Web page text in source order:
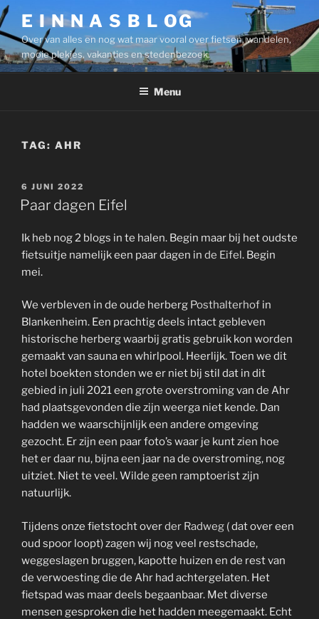
Ga
naar
de
inhoud
E I N N A S B L OG
Over van alles en nog wat maar vooral over fietsen, wandelen,
mooie plekjes, vakanties en stedenbezoek.
Menu
TAG: AHR
GEPLAATST
OP
6 JUNI 2022
Paar dagen Eifel
Ik heb nog 2 blogs in te halen. Begin maar bij het oudste
fietsuitje namelijk een paar dagen in de Eifel. Begin
mei.
We verbleven in de oude herberg Posthalterhof in
Blankenheim. Een prachtig deels intact gebleven
historische herberg waarbij gratis gebruik kon worden
gemaakt van sauna en whirlpool. Heerlijk. Toen we dit
hotel boekten stonden we er niet bij stil dat in dit
gebied in juli 2021 een grote overstroming van de Ahr
had plaatsgevonden die zijn weerga niet kende. Dan
hadden we waarschijnlijk een andere omgeving
gezocht. Er zijn een paar foto’s waar je kunt zien hoe
het er daar nu, bijna een jaar na de overstroming, nog
uitziet. Niet te veel. Wilde geen ramptoerist zijn
natuurlijk.
Tijdens onze fietstocht overder Radweg ( dat over een
oud spoor loopt) zagen wij nog veel restschade,
weggeslagen bruggen, kapotte huizen en de rest van
de verwoesting die de Ahr had achtergelaten. Het
fietspad was maar deels begaanbaar. Met diverse
mensen gesproken die het hadden meegemaakt. Echt